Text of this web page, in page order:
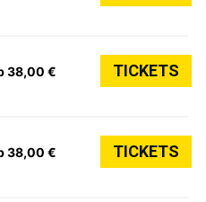
38,00 € TICKETS
38,00 € TICKETS